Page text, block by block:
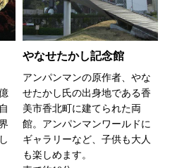
やなせたかし記念館
アンパンマンの原作者、やな
せたかし氏の出身地である香
美市香北町に建てられた両
館。アンパンマンワールドに
ギャラリーなど、子供も大人
も楽しめます。